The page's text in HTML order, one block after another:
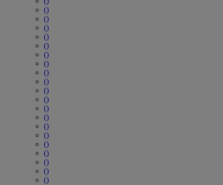
()
()
()
()
()
()
()
()
()
()
()
()
()
()
()
()
()
()
()
()